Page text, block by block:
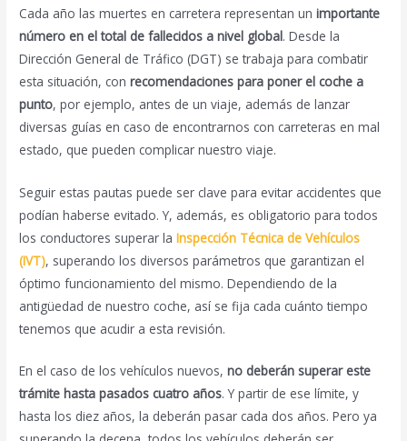
Cada año las muertes en carretera representan unimportante
número en el total de fallecidos a nivel global. Desde la
Dirección General de Tráfico (DGT) se trabaja para combatir
esta situación, conrecomendaciones para poner el coche a
punto, por ejemplo, antes de un viaje, además de lanzar
diversas guías en caso de encontrarnos con carreteras en mal
estado, que pueden complicar nuestro viaje.
Seguir estas pautas puede ser clave para evitar accidentes que
podían haberse evitado. Y, además, es obligatorio para todos
los conductores superar laInspección Técnica de Vehículos
(IVT), superando los diversos parámetros que garantizan el
óptimo funcionamiento del mismo. Dependiendo de la
antigüedad de nuestro coche, así se fija cada cuánto tiempo
tenemos que acudir a esta revisión.
En el caso de los vehículos nuevos,no deberán superar este
trámite hasta pasados cuatro años. Y partir de ese límite, y
hasta los diez años, la deberán pasar cada dos años. Pero ya